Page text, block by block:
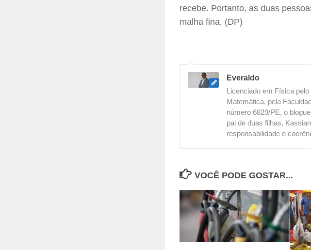
recebe. Portanto, as duas
malha fina. (DP)
Everaldo
Licenciado em Física
Matemática, pela
número 6829/PE, o
pai de duas filhas,
responsabilidade e
VOCÊ PODE GOSTAR...